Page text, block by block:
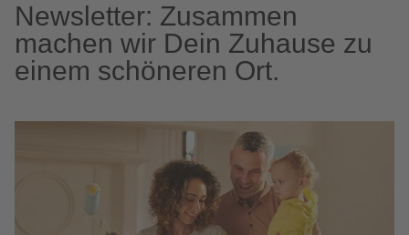
Newsletter: Zusammen
machen wir Dein Zuhause zu
einem schöneren Ort.